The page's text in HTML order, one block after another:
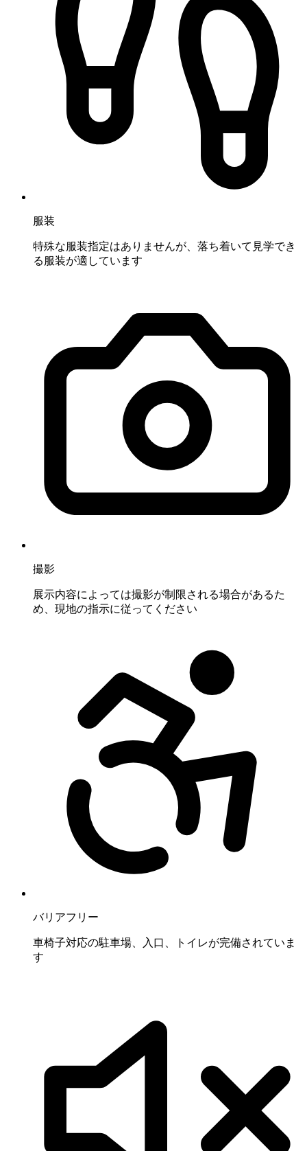
服装
特殊な服装指定はありませんが、落ち着いて見学でき
る服装が適しています
撮影
展示内容によっては撮影が制限される場合があるた
め、現地の指示に従ってください
バリアフリー
車椅子対応の駐車場、入口、トイレが完備されていま
す